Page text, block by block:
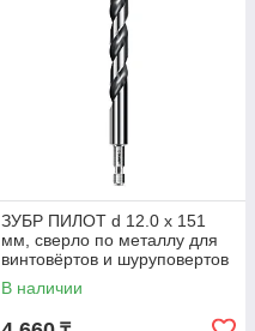
ЗУБР ПИЛОТ d 12.0 х 151
мм, сверло по металлу для
винтовёртов и шуруповертов
IMPACT READY
Профессионал
В наличии